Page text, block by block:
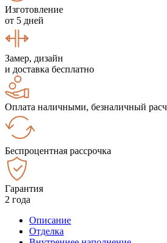
Изготовление
от 5 дней
Замер, дизайн
и доставка бесплатно
Оплата наличными, безналичный
Беспроцентная рассрочка
Гарантия
2 года
Описание
Отделка